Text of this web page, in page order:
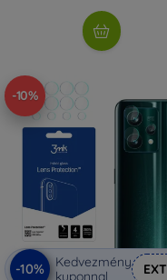
-10%
-10%
Kedvezmény
kuponnal